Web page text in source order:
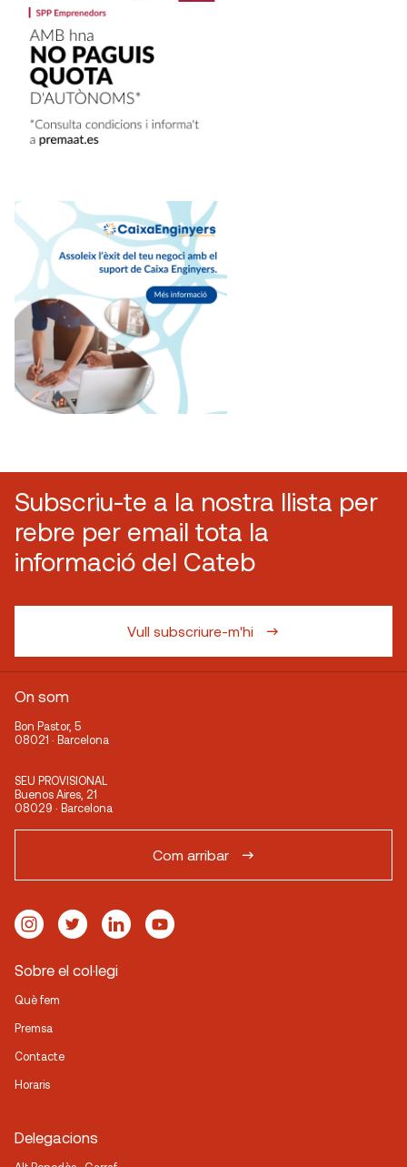
Subscriu-te a la nostra llista per
rebre per email tota la
informació del Cateb
Vull subscriure-m'hi
On som
Bon Pastor, 5
08021 · Barcelona
SEU PROVISIONAL
Buenos Aires, 21
08029 · Barcelona
Com arribar
Sobre el col·legi
Què fem
Premsa
Contacte
Horaris
Delegacions